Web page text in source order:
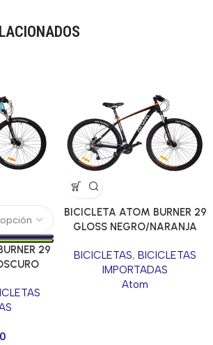
29
BICICLETA ATOM BURNER 29
GLOSS NEGRO/NARANJA
BICICLETAS, BICICLETAS
IMPORTADAS
Atom